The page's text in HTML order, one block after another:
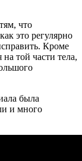
что
это регулярно
Кроме
на той части тела,
была
и много